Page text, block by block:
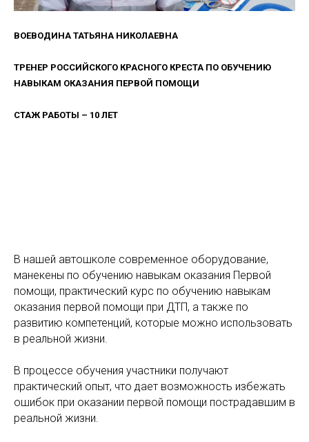
ВОЕВОДИНА ТАТЬЯНА НИКОЛАЕВНА
ТРЕНЕР РОССИЙСКОГО КРАСНОГО КРЕСТА ПО ОБУЧЕНИЮ
НАВЫКАМ ОКАЗАНИЯ ПЕРВОЙ ПОМОЩИ
СТАЖ РАБОТЫ – 10 ЛЕТ
В нашей автошколе современное оборудование,
манекены по обучению навыкам оказания Первой
помощи, практический курс по обучению навыкам
оказания первой помощи при ДТП, а также по
развитию компетенций, которые можно использовать
в реальной жизни.
В процессе обучения участники получают
практический опыт, что дает возможность избежать
ошибок при оказании первой помощи пострадавшим в
реальной жизни.